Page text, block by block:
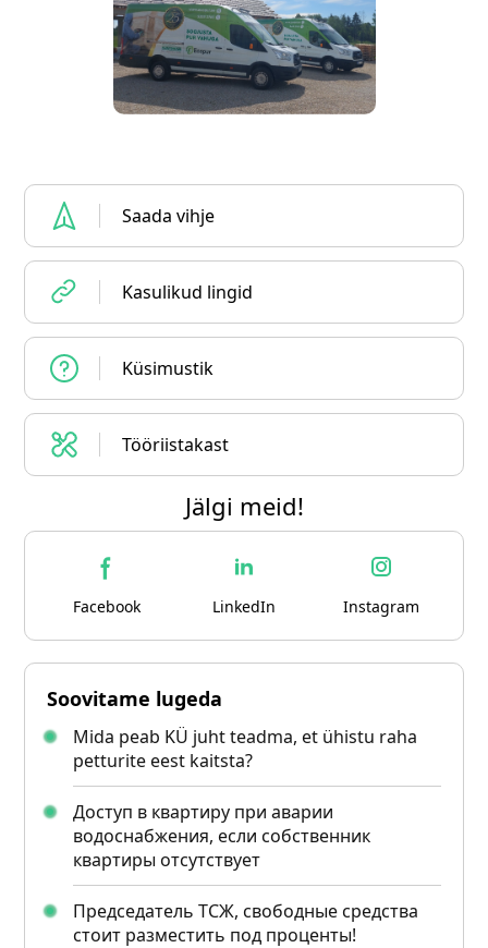
Saada vihje
Kasulikud lingid
Küsimustik
Tööriistakast
Jälgi meid!
Facebook LinkedIn Instagram
Soovitame lugeda
Mida peab KÜ juht teadma, et ühistu raha
petturite eest kaitsta?
Доступ в квартиру при аварии
водоснабжения, если собственник
квартиры отсутствует
Председатель ТСЖ, свободные средства
стоит разместить под проценты!